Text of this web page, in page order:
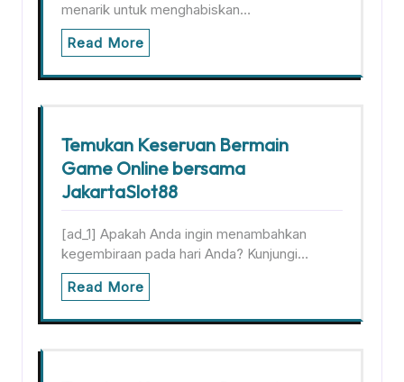
menarik untuk menghabiskan…
Read More
Temukan Keseruan Bermain
Game Online bersama
JakartaSlot88
[ad_1] Apakah Anda ingin menambahkan
kegembiraan pada hari Anda? Kunjungi…
Read More